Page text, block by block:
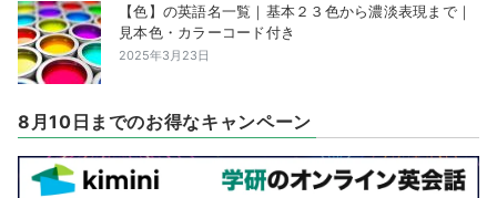
【色】の英語名一覧｜基本２３色から濃淡表現まで｜
見本色・カラーコード付き
2025年3月23日
8月10日までのお得なキャンペーン